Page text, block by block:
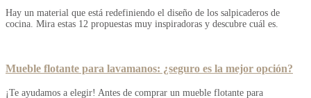
Hay un material que está redefiniendo el diseño de los salpicaderos de
cocina. Mira estas 12 propuestas muy inspiradoras y descubre cuál es.
Mueble flotante para lavamanos: ¿seguro es la mejor opción?
¡Te ayudamos a elegir! Antes de comprar un mueble flotante para